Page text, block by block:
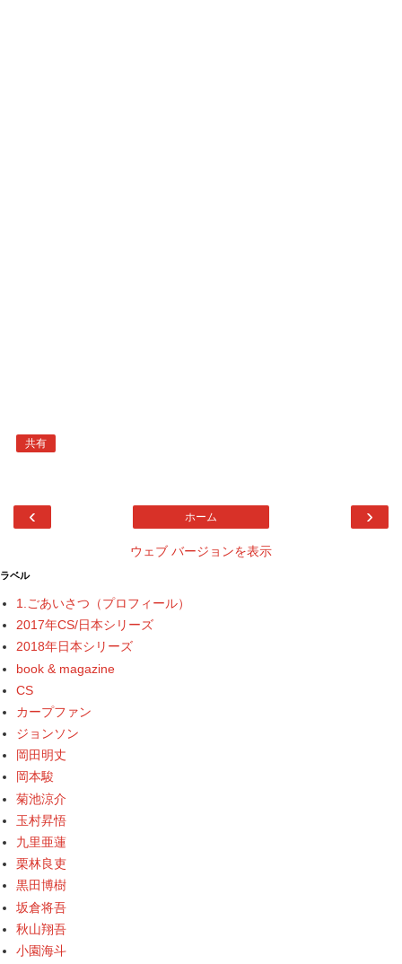
共有
‹ ›
ホーム
ウェブ バージョンを表示
ラベル
1.ごあいさつ（プロフィール）
2017年CS/日本シリーズ
2018年日本シリーズ
book & magazine
CS
カープファン
ジョンソン
岡田明丈
岡本駿
菊池涼介
玉村昇悟
九里亜蓮
栗林良吏
黒田博樹
坂倉将吾
秋山翔吾
小園海斗